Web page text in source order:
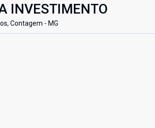
INVESTIMENTO
Contagem - MG